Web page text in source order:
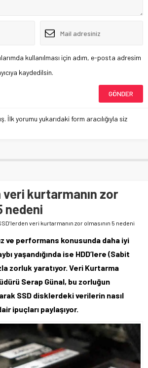
kullanılması için adım, e-posta adresim
kaydedilsin.
İlk yorumu yukarıdaki form aracılığıyla siz
veri kurtarmanın zor
nedeni
veri kurtarmanın zor olmasının 5 nedeni
ve performans konusunda daha iyi
yaşandığında ise HDD’lere (Sabit
zorluk yaratıyor. Veri Kurtarma
Serap Günal, bu zorluğun
SSD disklerdeki verilerin nasıl
ipuçları paylaşıyor.